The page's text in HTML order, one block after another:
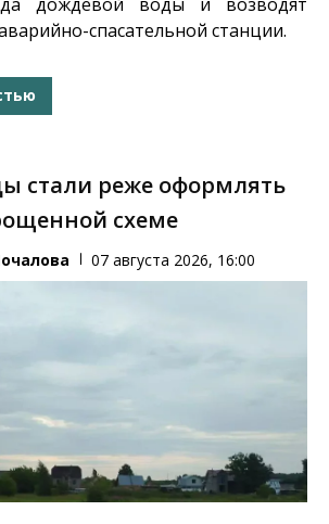
спасательной станции.
стали реже оформлять
схеме
07 августа 2026, 16:00